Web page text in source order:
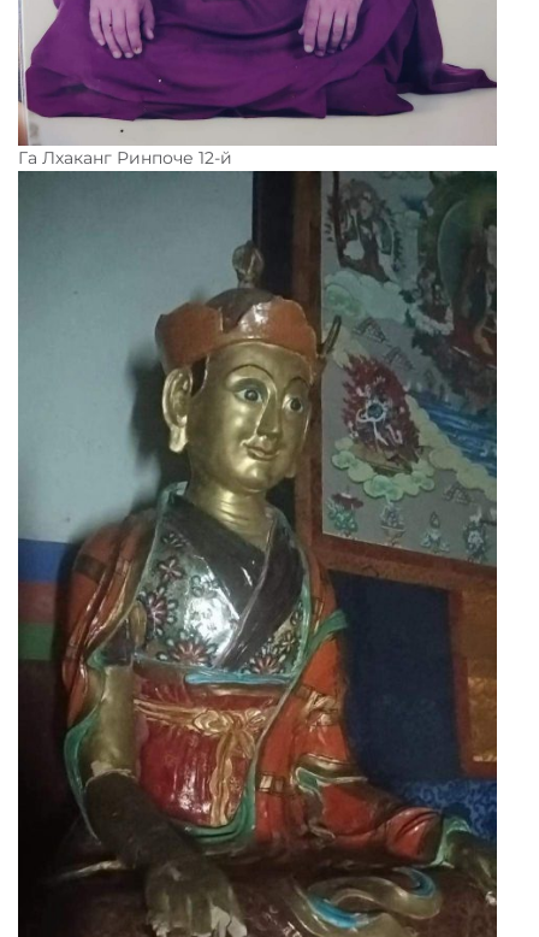
Га Лхаканг Ринпоче 12-й